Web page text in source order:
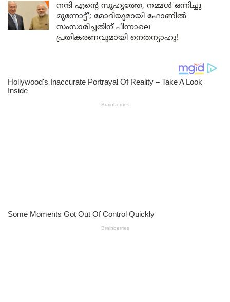
നന്ദി എൻ്റെ സുഹൃത്തേ, നമ്മൾ ഒന്നിച്ചു
മുന്നോട്ട്’; മോദിയുമായി ഫോണിൽ
സംസാരിച്ചതിന് പിന്നാലെ
പ്രതികരണവുമായി നെതന്യാഹു!